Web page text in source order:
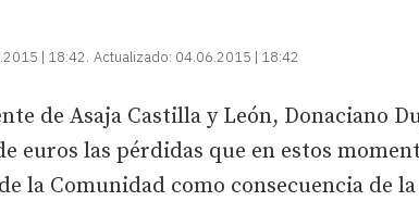
| 18:42 Actualizado: 04.06.2015 | 18:42
de Asaja Castilla y León, Donaciano
euros las pérdidas que en estos
la Comunidad como consecuencia de